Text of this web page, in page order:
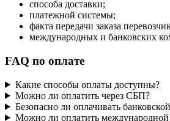
способа доставки;
платежной системы;
факта передачи заказа
международных и банковских
FAQ по оплате
Какие способы оплаты доступны?
Можно ли оплатить через СБП?
Безопасно ли оплачивать
Можно ли оплатить международной